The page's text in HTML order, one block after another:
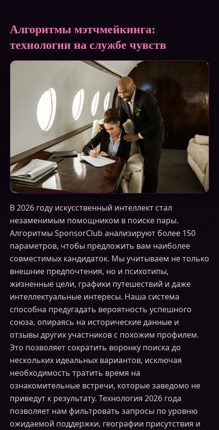
Алгоритмы мэтчмейкинга:
технологии на службе чувств
В 2026 году искусственный интеллект стал
незаменимым помощником в поиске пары.
Алгоритмы SponsorClub анализируют более 150
параметров, чтобы предложить вам наиболее
совместимых кандидаток. Мы учитываем не только
внешние предпочтения, но и психотипы,
жизненные цели, графики путешествий и даже
интеллектуальные интересы. Наша система
способна предугадать вероятность успешного
союза, опираясь на исторические данные и
отзывы других участников с похожим профилем.
Это позволяет сократить воронку поиска до
нескольких идеальных вариантов, исключая
необходимость тратить время на
ознакомительные встречи, которые заведомо не
приведут к результату. Технология 2026 года
позволяет нам фильтровать запросы по уровню
ожидаемой поддержки, географии присутствия и